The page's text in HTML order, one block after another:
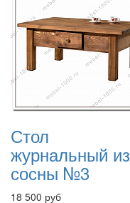
Стол
журнальный из
сосны №3
18 500 руб